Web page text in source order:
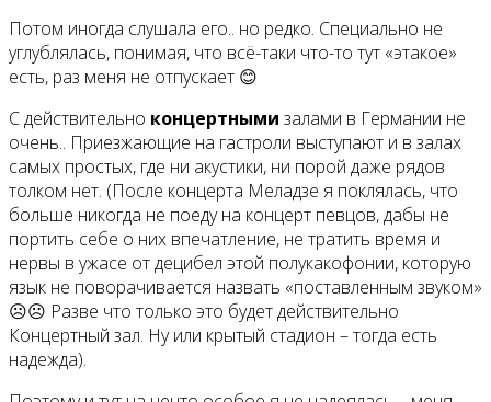
Потом иногда слушала его.. но редко. Специально не
углублялась, понимая, что всё-таки что-то тут «этакое»
есть, раз меня не отпускает 😊
С действительно концертными залами в Германии не
очень.. Приезжающие на гастроли выступают и в залах
самых простых, где ни акустики, ни порой даже рядов
толком нет. (После концерта Меладзе я поклялась, что
больше никогда не поеду на концерт певцов, дабы не
портить себе о них впечатление, не тратить время и
нервы в ужасе от децибел этой полукакофонии, которую
язык не поворачивается назвать «поставленным звуком»
☹☹ Разве что только это будет действительно
Концертный зал. Ну или крытый стадион – тогда есть
надежда).